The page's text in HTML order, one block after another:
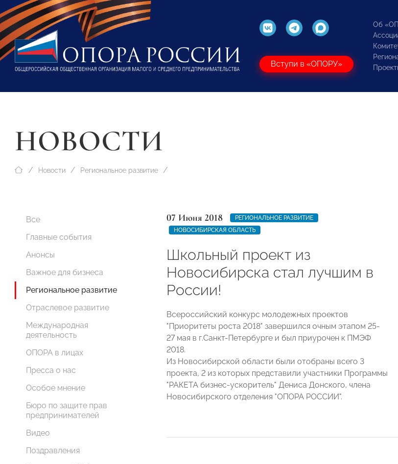
Вступи в «ОПОРУ»
Об
НОВОСТИ
Новости Региональное развитие
Все
Главные события
Анонсы
Важное для бизнеса
Региональное развитие
Отраслевое развитие
Международная
деятельность
ОПОРА в лицах
Пресса о нас
Особое мнение
Бюро по защите прав
предпринимателей
Видео
Поздравления
07 Июня 2018
РЕГИОНАЛЬНОЕ РАЗВИТИЕ
НОВОСИБИРСКАЯ ОБЛАСТЬ
Школьный проект из
Новосибирска стал лучшим в
России!
Всероссийский конкурс молодежных проектов
"Приоритеты роста 2018" завершился очным этапом 25-
27 мая в г.Санкт-Петербурге и был приурочен к ПМЭФ
2018.
Из Новосибирской области были отобраны всего 3
проекта, 2 из которых представили участники Программы
"РАКЕТА бизнес-ускоритель" Дениса Донского, члена
Новосибирского отделения "ОПОРА РОССИИ".